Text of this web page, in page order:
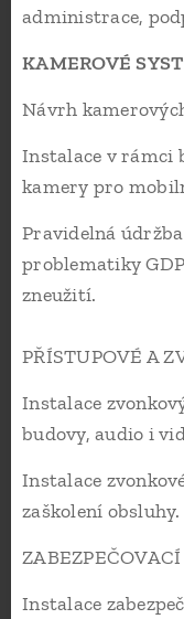
administrace,
KAMEROVÉ
Návrh
Instalace v rámci
kamery pro
Pravidelná
problematiky
zneužití.
PŘÍSTUPOVÉ A
Instalace
budovy, audio i
Instalace
zaškolení obsluhy.
Instalace